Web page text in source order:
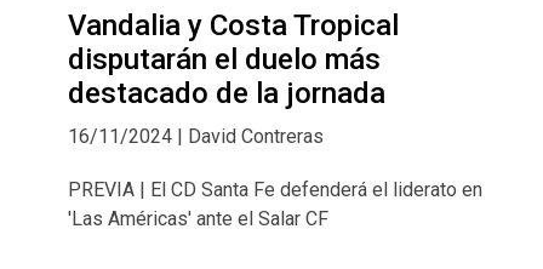
Vandalia y Costa Tropical
disputarán el duelo más
destacado de la jornada
16/11/2024 | David Contreras
PREVIA | El CD Santa Fe defenderá el liderato en
'Las Américas' ante el Salar CF